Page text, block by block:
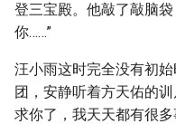
登三宝殿。他敲了敲脑袋
你……”
汪小雨这时完全没有初
团，安静听着方天佑的
求你了，我天天都有很